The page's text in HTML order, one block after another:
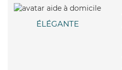
ÉLÉGANTE